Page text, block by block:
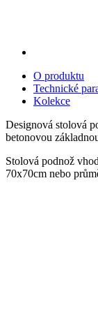
O produktu
Technické
Kolekce
Designová stolová
betonovou
Stolová podnož
70x70cm nebo